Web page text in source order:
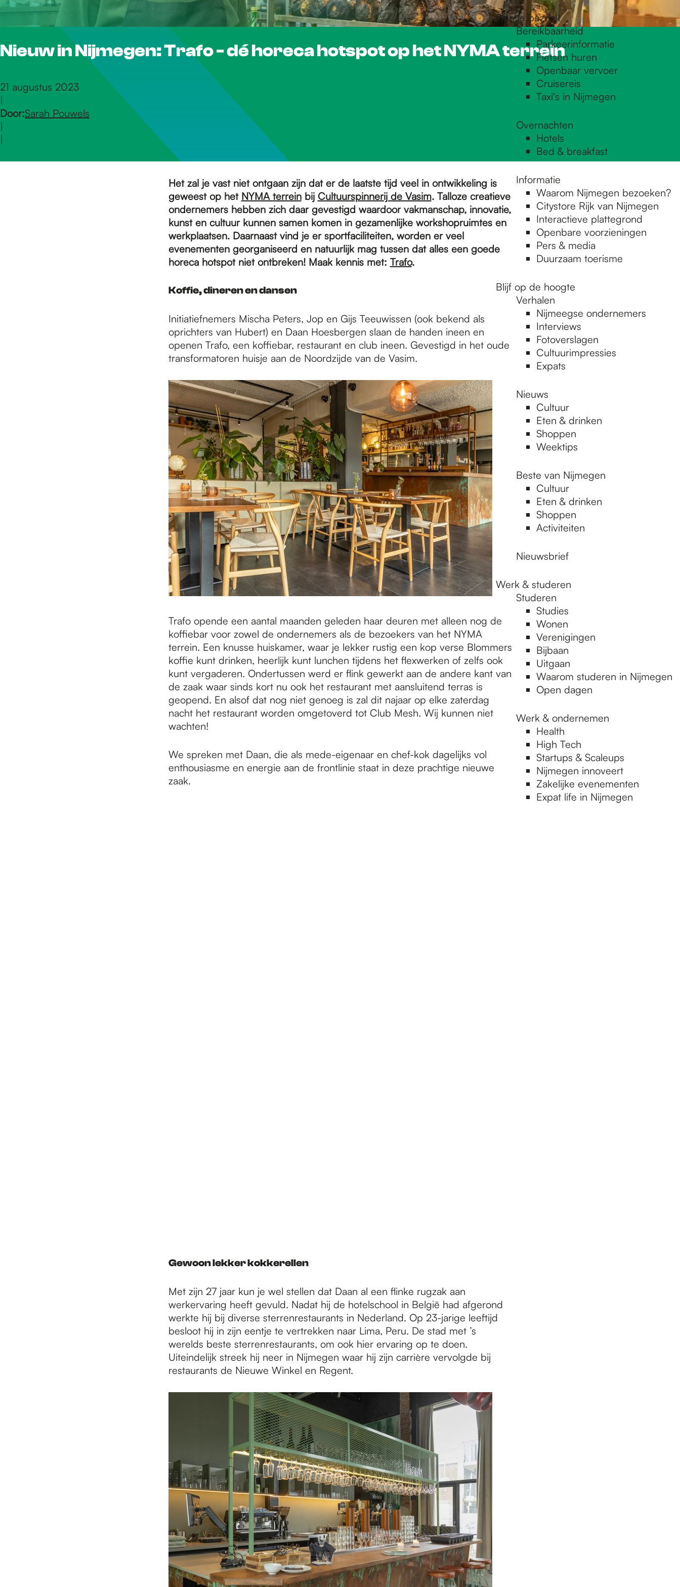
Plan je bezoek
Bereikbaarheid
Parkeerinformatie
Fietsen huren
Openbaar vervoer
Cruisereis
Taxi's in Nijmegen
Overnachten
Hotels
Bed & breakfast
Informatie
Waarom Nijmegen bezoeken?
Citystore Rijk van Nijmegen
Interactieve plattegrond
Openbare voorzieningen
Pers & media
Duurzaam toerisme
Blijf op de hoogte
Verhalen
Nijmeegse ondernemers
Interviews
Fotoverslagen
Cultuurimpressies
Expats
Nieuws
Cultuur
Eten & drinken
Shoppen
Weektips
Beste van Nijmegen
Cultuur
Eten & drinken
Shoppen
Activiteiten
Nieuwsbrief
Werk & studeren
Studeren
Studies
Wonen
Verenigingen
Bijbaan
Uitgaan
Waarom studeren in Nijmegen
Open dagen
Werk & ondernemen
Health
High Tech
Startups & Scaleups
Nijmegen innoveert
Zakelijke evenementen
Expat life in Nijmegen
Nieuw in Nijmegen: Trafo - dé horeca hotspot op het NYMA terrein
21 augustus 2023
|
Door:Sarah Pouwels
|
|
Het zal je vast niet ontgaan zijn dat er de laatste tijd veel in ontwikkeling is
geweest op het NYMA terreinbij Cultuurspinnerij de Vasim. Talloze creatieve
ondernemers hebben zich daar gevestigd waardoor vakmanschap, innovatie,
kunst en cultuur kunnen samen komen in gezamenlijke workshopruimtes en
werkplaatsen. Daarnaast vind je er sportfaciliteiten, worden er veel
evenementen georganiseerd en natuurlijk mag tussen dat alles een goede
horeca hotspot niet ontbreken! Maak kennis met: Trafo.
Koffie, dineren en dansen
Initiatiefnemers Mischa Peters, Jop en Gijs Teeuwissen (ook bekend als
oprichters van Hubert) en Daan Hoesbergen slaan de handen ineen en
openen Trafo, een koffiebar, restaurant en club ineen. Gevestigd in het oude
transformatoren huisje aan de Noordzijde van de Vasim.
Trafo opende een aantal maanden geleden haar deuren met alleen nog de
koffiebar voor zowel de ondernemers als de bezoekers van het NYMA
terrein. Een knusse huiskamer, waar je lekker rustig een kop verse Blommers
koffie kunt drinken, heerlijk kunt lunchen tijdens het flexwerken of zelfs ook
kunt vergaderen. Ondertussen werd er flink gewerkt aan de andere kant van
de zaak waar sinds kort nu ook het restaurant met aansluitend terras is
geopend. En alsof dat nog niet genoeg is zal dit najaar op elke zaterdag
nacht het restaurant worden omgetoverd tot Club Mesh. Wij kunnen niet
wachten!
We spreken met Daan, die als mede-eigenaar en chef-kok dagelijks vol
enthousiasme en energie aan de frontlinie staat in deze prachtige nieuwe
zaak.
Gewoon lekker kokkerellen
Met zijn 27 jaar kun je wel stellen dat Daan al een flinke rugzak aan
werkervaring heeft gevuld. Nadat hij de hotelschool in België had afgerond
werkte hij bij diverse sterrenrestaurants in Nederland. Op 23-jarige leeftijd
besloot hij in zijn eentje te vertrekken naar Lima, Peru. De stad met ’s
werelds beste sterrenrestaurants, om ook hier ervaring op te doen.
Uiteindelijk streek hij neer in Nijmegen waar hij zijn carrière vervolgde bij
restaurants de Nieuwe Winkel en Regent.